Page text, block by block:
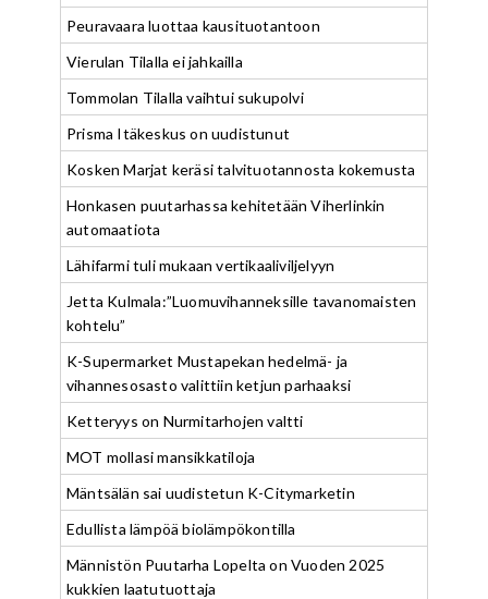
Peuravaara luottaa kausituotantoon
Vierulan Tilalla ei jahkailla
Tommolan Tilalla vaihtui sukupolvi
Prisma Itäkeskus on uudistunut
Kosken Marjat keräsi talvituotannosta kokemusta
Honkasen puutarhassa kehitetään Viherlinkin
automaatiota
Lähifarmi tuli mukaan vertikaaliviljelyyn
Jetta Kulmala:”Luomuvihanneksille tavanomaisten
kohtelu”
K-Supermarket Mustapekan hedelmä- ja
vihannesosasto valittiin ketjun parhaaksi
Ketteryys on Nurmitarhojen valtti
MOT mollasi mansikkatiloja
Mäntsälän sai uudistetun K-Citymarketin
Edullista lämpöä biolämpökontilla
Männistön Puutarha Lopelta on Vuoden 2025
kukkien laatutuottaja